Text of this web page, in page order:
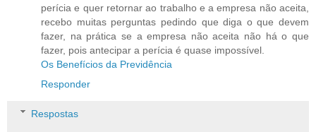
perícia e quer retornar ao trabalho e a empresa não aceita,
recebo muitas perguntas pedindo que diga o que devem
fazer, na prática se a empresa não aceita não há o que
fazer, pois antecipar a perícia é quase impossível.
Os Benefícios da Previdência
Responder
Respostas